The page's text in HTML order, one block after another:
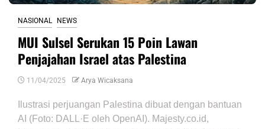
NASIONAL NEWS
MUI Sulsel Serukan 15 Poin Lawan
Penjajahan Israel atas Palestina
11/04/2025 Arya Wicaksana
Ilustrasi perjuangan Palestina dibuat dengan bantuan
AI (Foto: DALL·E oleh OpenAI). Majesty.co.id,